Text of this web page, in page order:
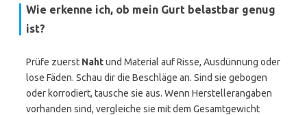
Wie erkenne ich, ob mein Gurt belastbar genug
ist?
Prüfe zuerst Nahtund Material auf Risse, Ausdünnung oder
lose Fäden. Schau dir die Beschläge an. Sind sie gebogen
oder korrodiert, tausche sie aus. Wenn Herstellerangaben
vorhanden sind, vergleiche sie mit dem Gesamtgewicht